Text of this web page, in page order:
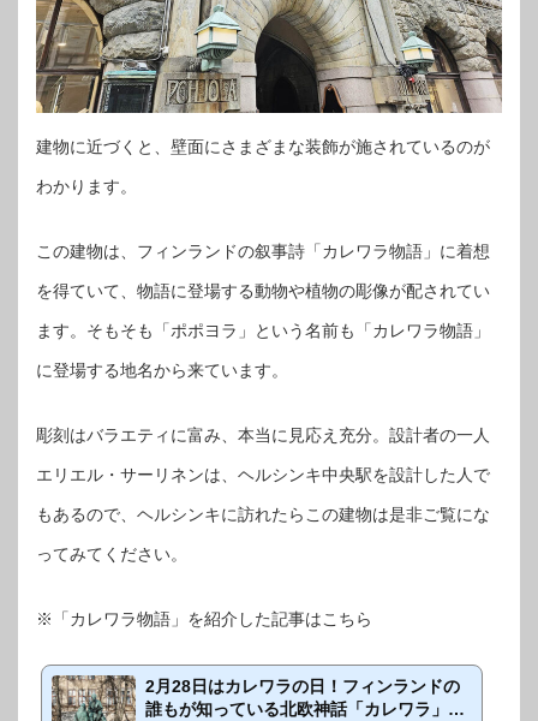
建物に近づくと、壁面にさまざまな装飾が施されているのが
わかります。
この建物は、フィンランドの叙事詩「カレワラ物語」に着想
を得ていて、物語に登場する動物や植物の彫像が配されてい
ます。そもそも「ポポヨラ」という名前も「カレワラ物語」
に登場する地名から来ています。
彫刻はバラエティに富み、本当に見応え充分。設計者の一人
エリエル・サーリネンは、ヘルシンキ中央駅を設計した人で
もあるので、ヘルシンキに訪れたらこの建物は是非ご覧にな
ってみてください。
※「カレワラ物語」を紹介した記事はこちら
2月28日はカレワラの日！フィンランドの
誰もが知っている北欧神話「カレワラ」と